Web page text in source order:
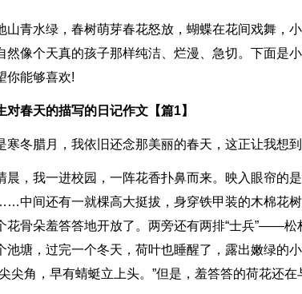
山青水绿，春树萌芽春花怒放，蝴蝶在花间戏舞，
然像个天真的孩子那样纯洁、烂漫、急切。下面是
你能够喜欢!
对春天的描写的日记作文【篇1】
寒冬腊月，我依旧还念那美丽的春天，这正让我想到
晨，我一进校园，一阵花香扑鼻而来。映入眼帘的
中间还有一就棵高大挺拔，身穿铁甲装的木棉花
花骨朵羞答答地开放了。两旁还有两排“士兵”——
池塘，过完一个冬天，荷叶也睡醒了，露出嫩绿的
尖角，早有蜻蜓立上头。”但是，羞答答的荷花还在